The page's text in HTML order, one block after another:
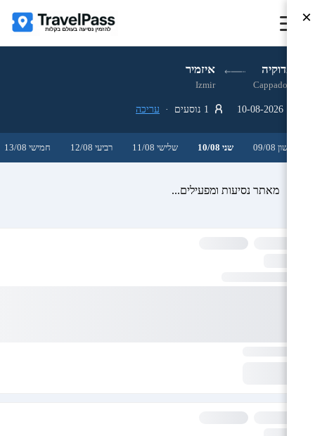
קפדוקיה איזמיר
Cappadocia
Izmir
עריכה
ראשון 09/08 שני 10/08 שלישי 11/08 רביעי 12/08 חמישי 13/08
מאתר נסיעות ומפעילים...
×